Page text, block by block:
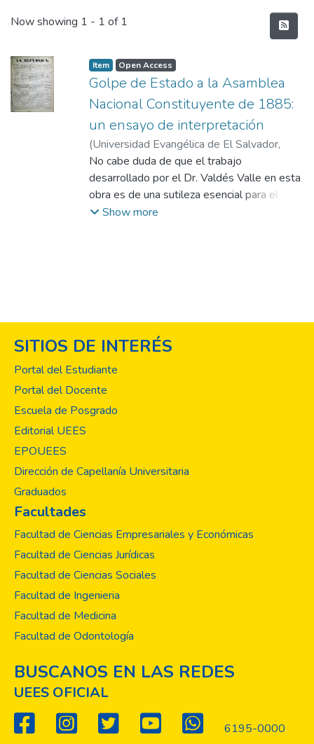
Recent Submissions
Now showing 1 - 1 of 1
Item Open Access
Golpe de Estado a la Asamblea
Nacional Constituyente de 1885:
un ensayo de interpretación
(Universidad Evangélica de El Salvador,
2020-04)Valdés Valle, Roberto
No cabe duda de que el trabajo
desarrollado por el Dr. Valdés Valle en esta
obra es de una sutileza esencial para el
discernimiento y acierto de la historia
considero de obligado conocimiento para la
sociedad actual.
Es principal el papel que juega la
investigación y la difusión de sus resultados
por ello loable el trabajo de la Universidad
Evangélica de El Salvador (UEES) en lanzar
Valdés Valle.
Show more
SITIOS DE INTERÉS
Portal del Estudiante
Portal del Docente
Escuela de Posgrado
Editorial UEES
EPOUEES
Dirección de Capellanía Universitaria
Graduados
Facultades
Facultad de Ciencias Empresariales y Económicas
Facultad de Ciencias Jurídicas
Facultad de Ciencias Sociales
Facultad de Ingenieria
Facultad de Medicina
Facultad de Odontología
BUSCANOS EN LAS REDES
UEES OFICIAL
6195-0000